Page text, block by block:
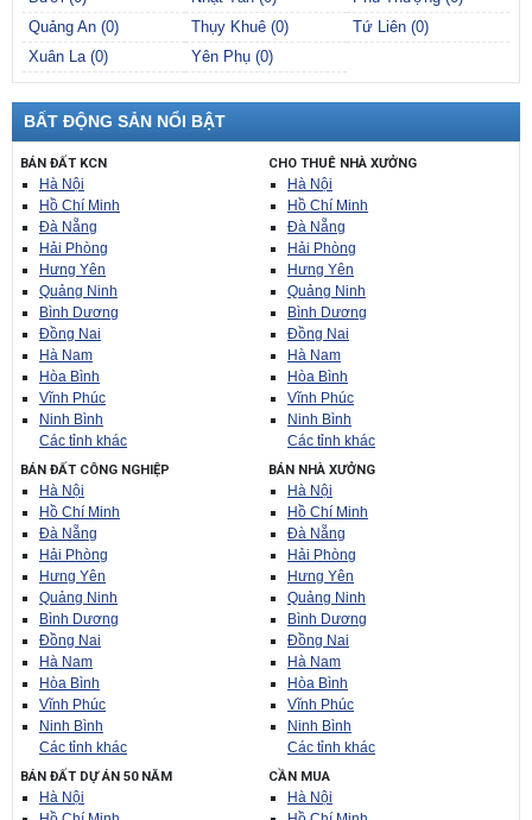
Quảng An (0)
Thụy Khuê (0)
Tứ Liên (0)
Xuân La (0)
Yên Phụ (0)
BẤT ĐỘNG SẢN NỔI BẬT
BÁN ĐẤT KCN
Hà Nội
Hồ Chí Minh
Đà Nẵng
Hải Phòng
Hưng Yên
Quảng Ninh
Bình Dương
Đồng Nai
Hà Nam
Hòa Bình
Vĩnh Phúc
Ninh Bình
Các tỉnh khác
CHO THUÊ NHÀ XƯỞNG
Hà Nội
Hồ Chí Minh
Đà Nẵng
Hải Phòng
Hưng Yên
Quảng Ninh
Bình Dương
Đồng Nai
Hà Nam
Hòa Bình
Vĩnh Phúc
Ninh Bình
Các tỉnh khác
BÁN ĐẤT CÔNG NGHIỆP
Hà Nội
Hồ Chí Minh
Đà Nẵng
Hải Phòng
Hưng Yên
Quảng Ninh
Bình Dương
Đồng Nai
Hà Nam
Hòa Bình
Vĩnh Phúc
Ninh Bình
Các tỉnh khác
BÁN NHÀ XƯỞNG
Hà Nội
Hồ Chí Minh
Đà Nẵng
Hải Phòng
Hưng Yên
Quảng Ninh
Bình Dương
Đồng Nai
Hà Nam
Hòa Bình
Vĩnh Phúc
Ninh Bình
Các tỉnh khác
BÁN ĐẤT DỰ ÁN 50 NĂM
Hà Nội
CẦN MUA
Hà Nội